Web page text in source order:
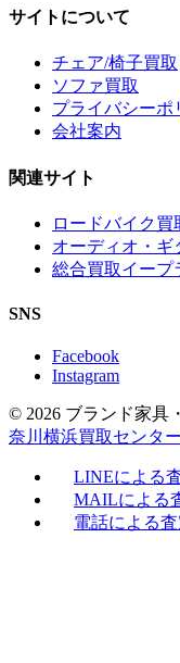
サイトについて
チェア/椅子買取
ソファ買取
プライバシーポ
会社案内
関連サイト
ロードバイク買
オーディオ・ギ
総合買取イープ
SNS
Facebook
Instagram
© 2026 ブランド家具
奈川横浜買取センタ
LINEによる
MAILによる
電話による